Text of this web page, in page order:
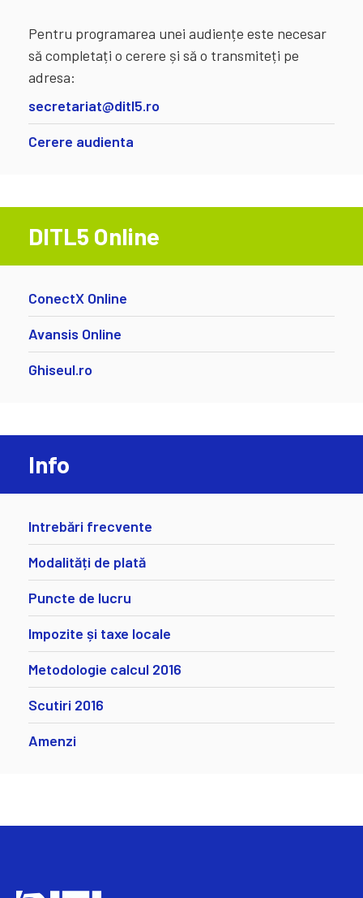
Pentru programarea unei audiențe este necesar
să completați o cerere și să o transmiteți pe
adresa:
secretariat@ditl5.ro
Cerere audienta
DITL5 Online
ConectX Online
Avansis Online
Ghiseul.ro
Info
Intrebări frecvente
Modalități de plată
Puncte de lucru
Impozite și taxe locale
Metodologie calcul 2016
Scutiri 2016
Amenzi